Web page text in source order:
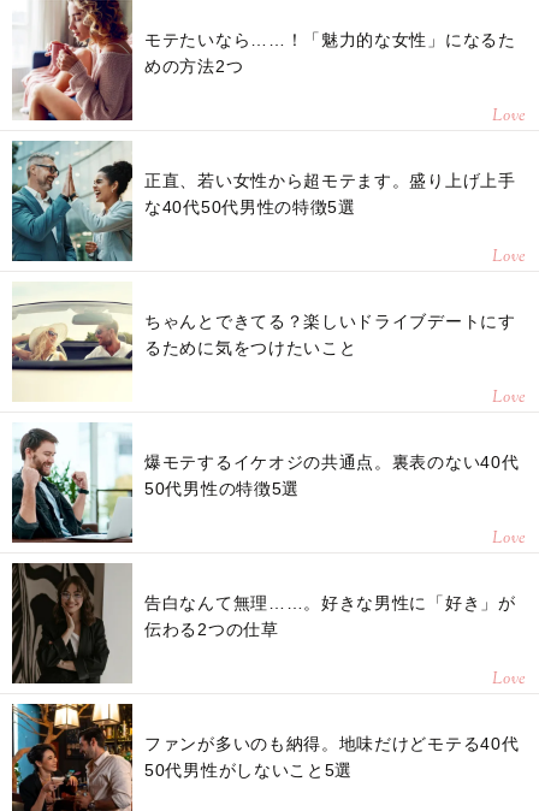
モテたいなら……！「魅力的な女性」になるた
めの方法2つ
Love
正直、若い女性から超モテます。盛り上げ上手
な40代50代男性の特徴5選
Love
ちゃんとできてる？楽しいドライブデートにす
るために気をつけたいこと
Love
爆モテするイケオジの共通点。裏表のない40代
50代男性の特徴5選
Love
告白なんて無理……。好きな男性に「好き」が
伝わる2つの仕草
Love
ファンが多いのも納得。地味だけどモテる40代
50代男性がしないこと5選